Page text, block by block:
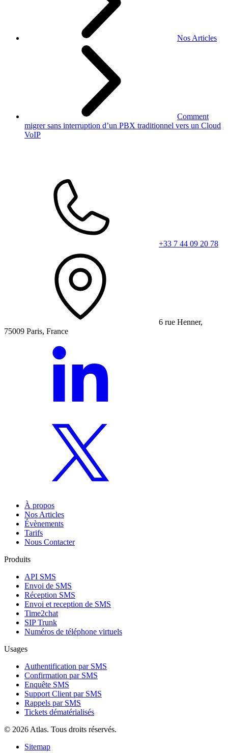
Nos Articles
Comment
migrer sans interruption d’un PBX traditionnel vers un Cloud
VoIP
+33 7 44 09 20 78
6 rue Henner,
75009 Paris, France
À propos
Nos Articles
Évènements
Tarifs
Nous Contacter
Produits
API SMS
Envoi de SMS
Réception SMS
Envoi et reception de SMS
Time2chat
SIP Trunk
Numéros de téléphone virtuels
Usages
Authentification par SMS
Confirmation par SMS
Enquête SMS
Support Client par SMS
Rappels par SMS
Tickets dématérialisés
© 2026 Atlas. Tous droits réservés.
Sitemap